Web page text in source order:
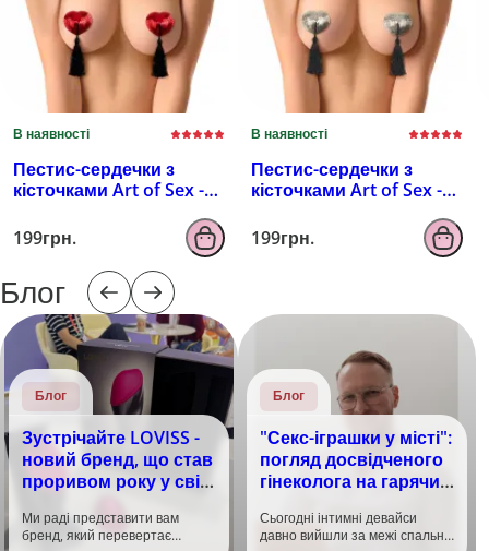
В наявності
Пестис-сердечки з
кісточками Art of Sex -
червоний
199грн.
В наявності
Пестис-сердечки з
кісточками Art of Sex -
серебро
199грн.
Блог
Блог
Зустрічайте LOVISS -
новий бренд, що став
проривом року у світі
Ми раді представити вам
бренд, який перевертає
Блог
"Секс-іграшки у місті":
погляд досвідченого
гінеколога на гарячий
Сьогодні інтимні девайси
давно вийшли за межі спальні.